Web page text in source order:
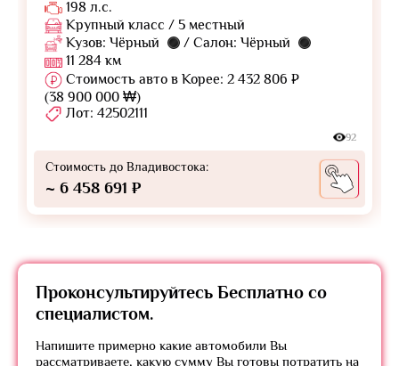
198 л.с.
Крупный класс / 5 местный
Кузов: Чёрный
/ Салон: Чёрный
11 284 км
Стоимость авто в Корее: 2 432 806 ₽
(38 900 000 ₩)
Лот: 42502111
92
Стоимость до Владивостока:
~ 6 458 691 ₽
Проконсультируйтесь Бесплатно со
специалистом.
Напишите примерно какие автомобили Вы
рассматриваете, какую сумму Вы готовы потратить на